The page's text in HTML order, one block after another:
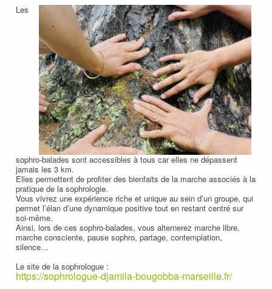
Les
sophro-balades sont accessibles à tous car elles ne dépassent
jamais les 3 km.
Elles permettent de profiter des bienfaits de la marche associés à la
pratique de la sophrologie.
Vous vivrez une expérience riche et unique au sein d’un groupe, qui
permet l’élan d’une dynamique positive tout en restant centré sur
soi-même.
Ainsi, lors de ces sophro-balades, vous alternerez marche libre,
marche consciente, pause sophro, partage, contemplation,
silence…
Le site de la sophrologue :
https://sophrologue-djamila-bougobba-marseille.fr/